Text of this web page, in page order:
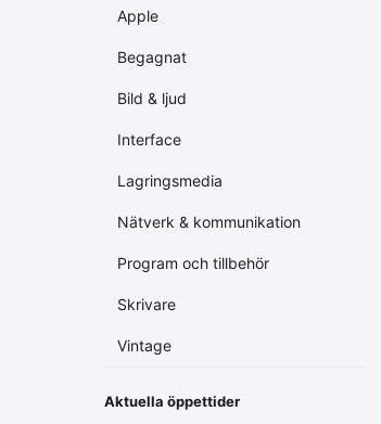
Apple
Begagnat
Bild & ljud
Interface
Lagringsmedia
Nätverk & kommunikation
Program och tillbehör
Skrivare
Vintage
Aktuella öppettider